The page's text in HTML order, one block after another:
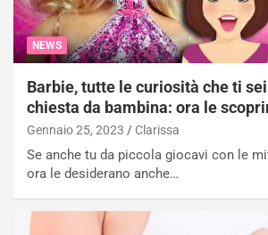
NEWS
Barbie, tutte le curiosità che ti
chiesta da bambina: ora le
Gennaio 25, 2023 Clarissa
Se anche tu da piccola giocavi con le
ora le desiderano anche…